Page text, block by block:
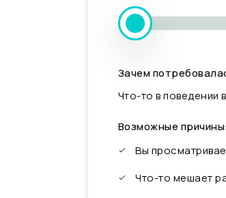
Зачем
Что-то в поведении
Возможные
Вы
Что-то мешает